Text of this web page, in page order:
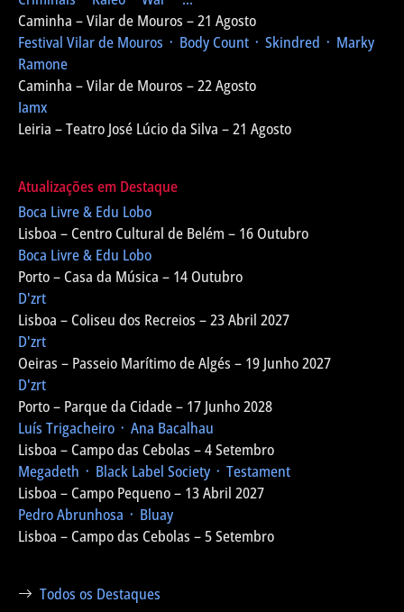
Caminha – Vilar de Mouros – 21 Agosto
Festival Vilar de Mouros ᛫ Body Count ᛫ Skindred ᛫ Marky
Ramone
Caminha – Vilar de Mouros – 22 Agosto
Iamx
Leiria – Teatro José Lúcio da Silva – 21 Agosto
Atualizações em Destaque
Boca Livre & Edu Lobo
Lisboa – Centro Cultural de Belém – 16 Outubro
Boca Livre & Edu Lobo
Porto – Casa da Música – 14 Outubro
D'zrt
Lisboa – Coliseu dos Recreios – 23 Abril 2027
D'zrt
Oeiras – Passeio Marítimo de Algés – 19 Junho 2027
D'zrt
Porto – Parque da Cidade – 17 Junho 2028
Luís Trigacheiro ᛫ Ana Bacalhau
Lisboa – Campo das Cebolas – 4 Setembro
Megadeth ᛫ Black Label Society ᛫ Testament
Lisboa – Campo Pequeno – 13 Abril 2027
Pedro Abrunhosa ᛫ Bluay
Lisboa – Campo das Cebolas – 5 Setembro
Todos os Destaques